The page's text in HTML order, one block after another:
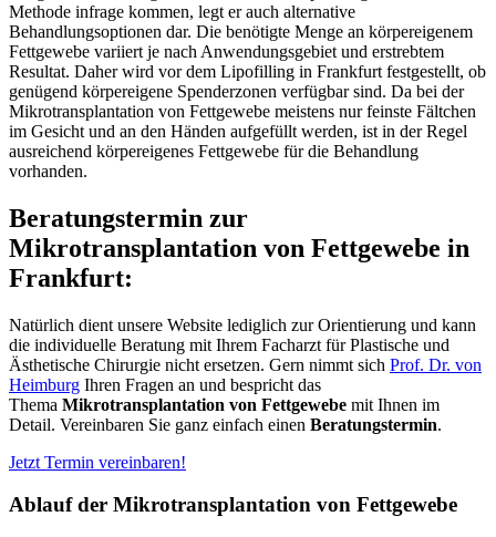
Methode infrage kommen, legt er auch alternative
Behandlungsoptionen dar. Die benötigte Menge an körpereigenem
Fettgewebe variiert je nach Anwendungsgebiet und erstrebtem
Resultat. Daher wird vor dem Lipofilling in Frankfurt festgestellt, ob
genügend körpereigene Spenderzonen verfügbar sind. Da bei der
Mikrotransplantation von Fettgewebe meistens nur feinste Fältchen
im Gesicht und an den Händen aufgefüllt werden, ist in der Regel
ausreichend körpereigenes Fettgewebe für die Behandlung
vorhanden.
Beratungstermin zur
Mikrotransplantation von Fettgewebe in
Frankfurt:
Natürlich dient unsere Website lediglich zur Orientierung und kann
die individuelle Beratung mit Ihrem Facharzt für Plastische und
Ästhetische Chirurgie nicht ersetzen. Gern nimmt sich Prof. Dr. von
Heimburg Ihren Fragen an und bespricht das
Thema Mikrotransplantation von Fettgewebe mit Ihnen im
Detail. Vereinbaren Sie ganz einfach einen Beratungstermin.
Jetzt Termin vereinbaren!
Ablauf der Mikrotransplantation von Fettgewebe